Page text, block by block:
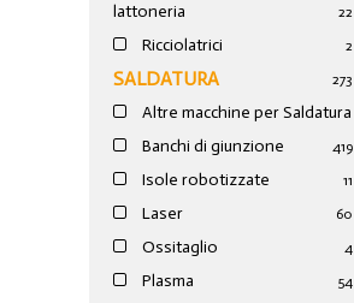
lattoneria
22
Ricciolatrici 2
SALDATURA 273
Altre macchine per Saldatura
19
Banchi di giunzione 4
Isole robotizzate 11
Laser 60
Ossitaglio 4
Plasma 54